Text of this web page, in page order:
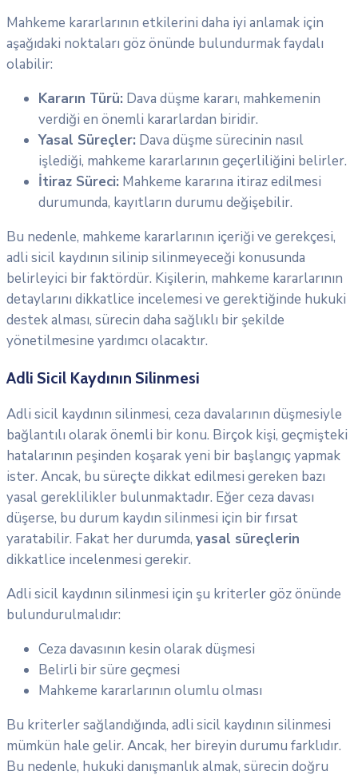
Mahkeme kararlarının etkilerini daha iyi anlamak için
aşağıdaki noktaları göz önünde bulundurmak faydalı
olabilir:
Kararın Türü: Dava düşme kararı, mahkemenin
verdiği en önemli kararlardan biridir.
Yasal Süreçler: Dava düşme sürecinin nasıl
işlediği, mahkeme kararlarının geçerliliğini belirler.
İtiraz Süreci: Mahkeme kararına itiraz edilmesi
durumunda, kayıtların durumu değişebilir.
Bu nedenle, mahkeme kararlarının içeriği ve gerekçesi,
adli sicil kaydının silinip silinmeyeceği konusunda
belirleyici bir faktördür. Kişilerin, mahkeme kararlarının
detaylarını dikkatlice incelemesi ve gerektiğinde hukuki
destek alması, sürecin daha sağlıklı bir şekilde
yönetilmesine yardımcı olacaktır.
Adli Sicil Kaydının Silinmesi
Adli sicil kaydının silinmesi, ceza davalarının düşmesiyle
bağlantılı olarak önemli bir konu. Birçok kişi, geçmişteki
hatalarının peşinden koşarak yeni bir başlangıç yapmak
ister. Ancak, bu süreçte dikkat edilmesi gereken bazı
yasal gereklilikler bulunmaktadır. Eğer ceza davası
düşerse, bu durum kaydın silinmesi için bir fırsat
yaratabilir. Fakat her durumda, yasal süreçlerin
dikkatlice incelenmesi gerekir.
Adli sicil kaydının silinmesi için şu kriterler göz önünde
bulundurulmalıdır:
Ceza davasının kesin olarak düşmesi
Belirli bir süre geçmesi
Mahkeme kararlarının olumlu olması
Bu kriterler sağlandığında, adli sicil kaydının silinmesi
mümkün hale gelir. Ancak, her bireyin durumu farklıdır.
Bu nedenle, hukuki danışmanlık almak, sürecin doğru